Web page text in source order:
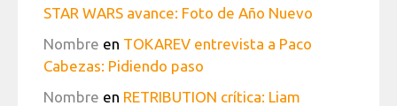
STAR WARS avance: Foto de Año Nuevo
Nombre en TOKAREV entrevista a Paco
Cabezas: Pidiendo paso
Nombre en RETRIBUTION crítica: Liam